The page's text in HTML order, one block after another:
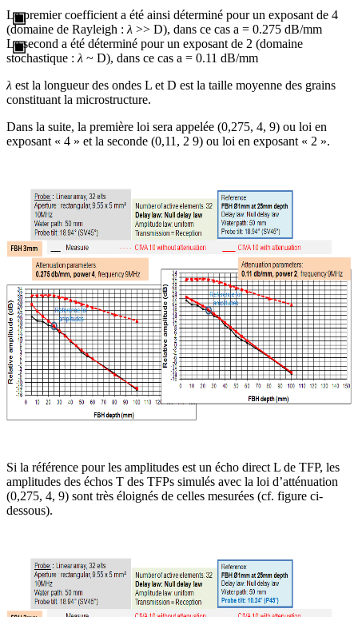
Le premier coefficient a été ainsi déterminé pour un exposant de 4
(domaine de Rayleigh : λ >> D), dans ce cas a = 0.275 dB/mm
Le second a été déterminé pour un exposant de 2 (domaine
stochastique : λ ~ D), dans ce cas a = 0.11 dB/mm
λ est la longueur des ondes L et D est la taille moyenne des grains
constituant la microstructure.
Dans la suite, la première loi sera appelée (0,275, 4, 9) ou loi en
exposant « 4 » et la seconde (0,11, 2 9) ou loi en exposant « 2 ».
Si la référence pour les amplitudes est un écho direct L de TFP, les
amplitudes des échos T des TFPs simulés avec la loi d’atténuation
(0,275, 4, 9) sont très éloignés de celles mesurées (cf. figure ci-
dessous).